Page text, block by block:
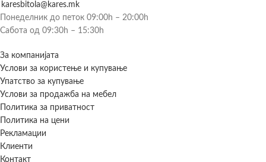
karesbitola@kares.mk
Понеделник до петок 09:00h – 20:00h
Сабота од 09:30h – 15:30h
За компанијата
Услови за користење и купување
Упатство за купување
Услови за продажба на мебел
Политика за приватност
Политика на цени
Рекламации
Клиенти
Контакт